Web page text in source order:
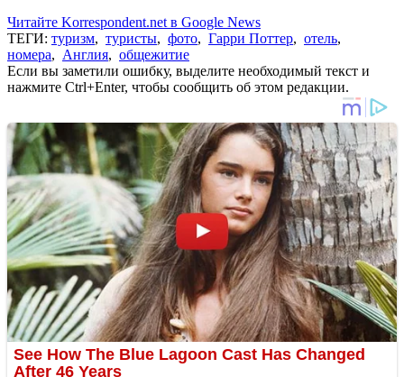
Читайте Korrespondent.net в Google News
ТЕГИ: туризм, туристы, фото, Гарри Поттер, отель,
номера, Англия, общежитие
Если вы заметили ошибку, выделите необходимый текст и
нажмите Ctrl+Enter, чтобы сообщить об этом редакции.